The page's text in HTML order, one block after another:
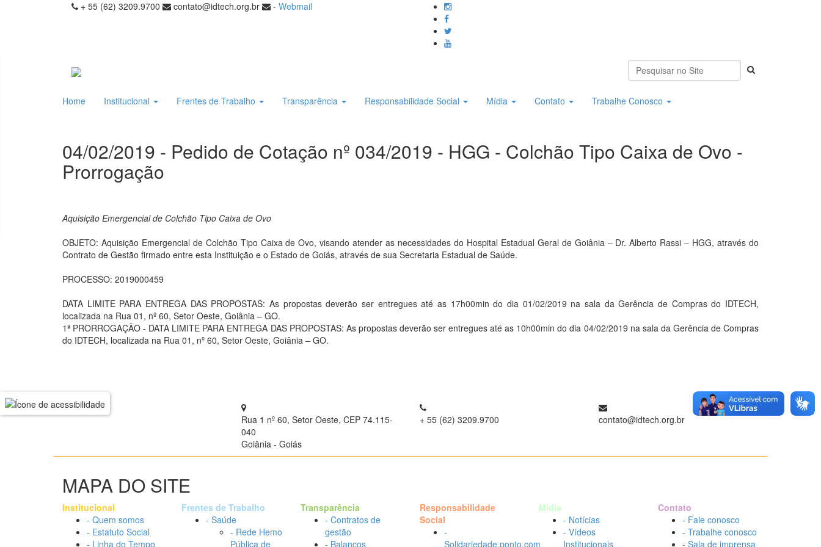
+ 55 (62) 3209.9700 contato@idtech.org.br - Webmail
Home Institucional Frentes de Trabalho Transparência Responsabilidade Social Mídia Contato Trabalhe Conosco
04/02/2019 - Pedido de Cotação nº 034/2019 - HGG - Colchão Tipo Caixa de Ovo -
Prorrogação
Aquisição Emergencial de Colchão Tipo Caixa de Ovo
OBJETO: Aquisição Emergencial de Colchão Tipo Caixa de Ovo, visando atender as necessidades do Hospital Estadual Geral de Goiânia – Dr. Alberto Rassi – HGG, através do
Contrato de Gestão firmado entre esta Instituição e o Estado de Goiás, através de sua Secretaria Estadual de Saúde.
PROCESSO: 2019000459
DATA LIMITE PARA ENTREGA DAS PROPOSTAS: As propostas deverão ser entregues até as 17h00min do dia 01/02/2019 na sala da Gerência de Compras do IDTECH,
localizada na Rua 01, nº 60, Setor Oeste, Goiânia – GO.
1ª PRORROGAÇÃO - DATA LIMITE PARA ENTREGA DAS PROPOSTAS: As propostas deverão ser entregues até as 10h00min do dia 04/02/2019 na sala da Gerência de Compras
do IDTECH, localizada na Rua 01, nº 60, Setor Oeste, Goiânia – GO.
Rua 1 nº 60, Setor Oeste, CEP 74.115-
040
Goiânia - Goiás
+ 55 (62) 3209.9700 contato@idtech.org.br
MAPA DO SITE
Institucional
- Quem somos
- Estatuto Social
- Linha do Tempo
Frentes de Trabalho
- Saúde
- Rede Hemo
Pública de
Transparência
- Contratos de
gestão
- Balanços
Responsabilidade
Social
-
Solidariedade.ponto.com
Mídia
- Notícias
- Vídeos
Institucionais
Contato
- Fale conosco
- Trabalhe conosco
- Sala de imprensa